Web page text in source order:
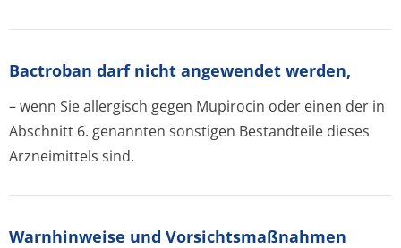
Bactroban darf nicht angewendet werden,
– wenn Sie allergisch gegen Mupirocin oder einen der in
Abschnitt 6. genannten sonstigen Bestandteile dieses
Arzneimittels sind.
Warnhinweise und Vorsichtsmaßnahmen